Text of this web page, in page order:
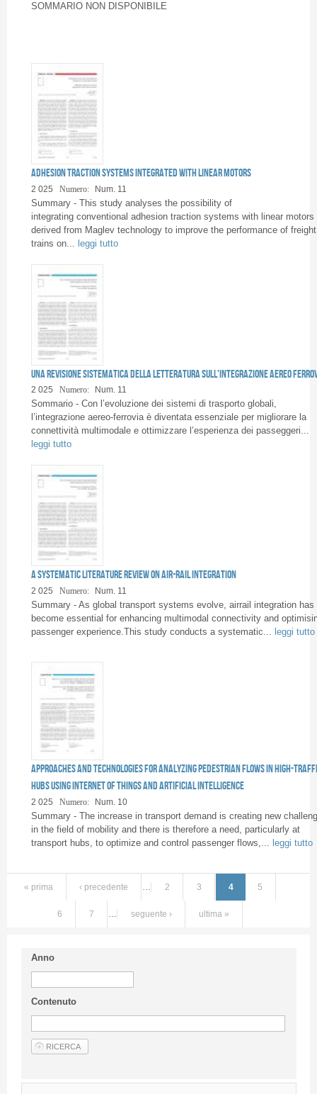
SOMMARIO NON DISPONIBILE
Adhesion traction systems integrated with linear motors
2 025 Numero: Num. 11
Summary - This study analyses the possibility of
integrating conventional adhesion traction systems with linear motors
derived from Maglev technology to improve the performance of freight
trains on...
leggi tutto
Una revisione sistematica della letteratura sull'integrazione aereo
2 025 Numero: Num. 11
Sommario - Con l’evoluzione dei sistemi di trasporto globali,
l’integrazione aereo-ferrovia è diventata essenziale per migliorare la
connettività multimodale e ottimizzare l’esperienza dei passeggeri...
leggi tutto
A Systematic Literature Review on Air-Rail Integration
2 025 Numero: Num. 11
Summary - As global transport systems evolve, airrail integration has
become essential for enhancing multimodal connectivity and
passenger experience.This study conducts a systematic... leggi tutto
Approaches and technologies for analyzing pedestrian flows in high-
hubs using Internet of Things and Artificial Intelligence
2 025 Numero: Num. 10
Summary - The increase in transport demand is creating new
in the field of mobility and there is therefore a need, particularly at
transport hubs, to optimize and control passenger flows,...
leggi tutto
« prima ‹ precedente 2 3 4 5
6 7 seguente › ultima »
Anno
Contenuto